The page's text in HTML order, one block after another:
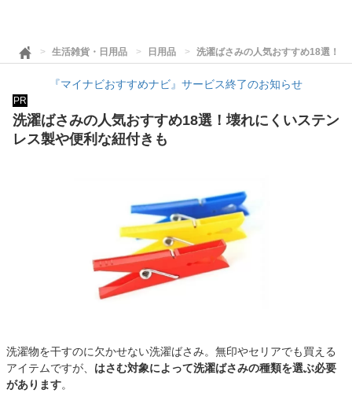
生活雑貨・日用品 日用品 洗濯ばさみの人気おすすめ18選！
『マイナビおすすめナビ』サービス終了のお知らせ
PR
洗濯ばさみの人気おすすめ18選！壊れにくいステン
レス製や便利な紐付きも
洗濯物を干すのに欠かせない洗濯ばさみ。無印やセリアでも買える
アイテムですが、 はさむ対象によって洗濯ばさみの種類を選ぶ必要
があります。